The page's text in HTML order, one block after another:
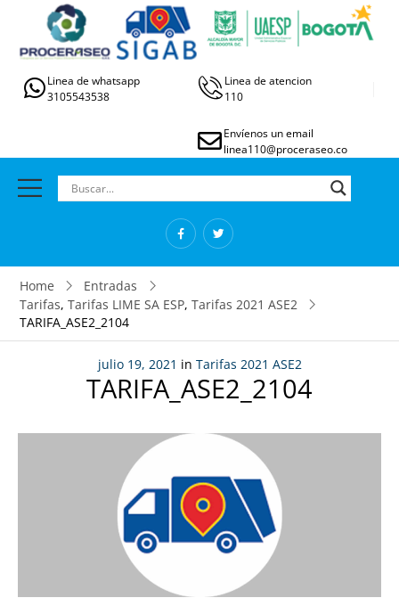
Linea de whatsapp
3105543538
Linea de atencion
110
Envíenos un email
linea110@proceraseo.co
Home
Entradas
Tarifas, Tarifas LIME SA ESP, Tarifas 2021 ASE2
TARIFA_ASE2_2104
julio 19, 2021 in Tarifas 2021 ASE2
TARIFA_ASE2_2104